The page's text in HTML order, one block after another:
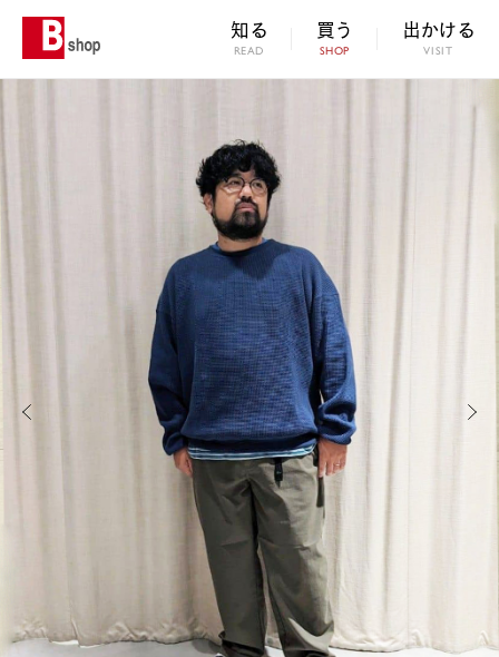
知る
READ
買う
SHOP
出かける
VISIT